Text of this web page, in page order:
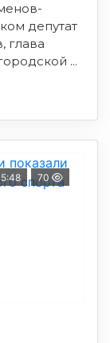
депутат
глава
...
70